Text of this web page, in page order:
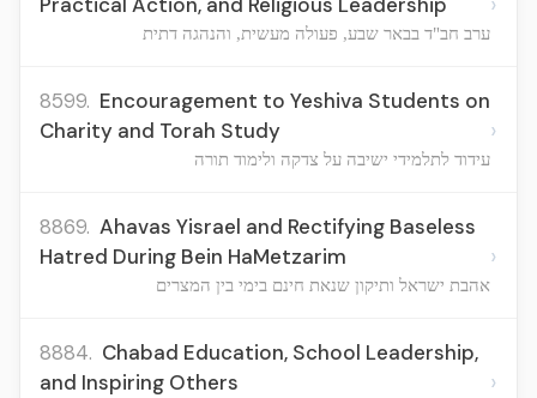
ערב חב"ד בבאר שבע, פעולה מעשית, והנהגה דתית
8599. Encouragement to Yeshiva Students on
Charity and Torah Study
עידוד לתלמידי ישיבה על צדקה ולימוד תורה
›
8869. Ahavas Yisrael and Rectifying Baseless
Hatred During Bein HaMetzarim
אהבת ישראל ותיקון שנאת חינם בימי בין המצרים
›
8884. Chabad Education, School Leadership,
and Inspiring Others
›